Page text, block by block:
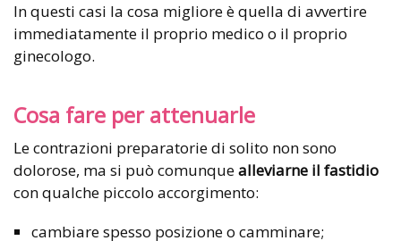
In questi casi la cosa migliore è quella di avvertire
immediatamente il proprio medico o il proprio
ginecologo.
Cosa fare per attenuarle
Le contrazioni preparatorie di solito non sono
dolorose, ma si può comunquealleviarne il fastidio
con qualche piccolo accorgimento:
cambiare spesso posizione o camminare;